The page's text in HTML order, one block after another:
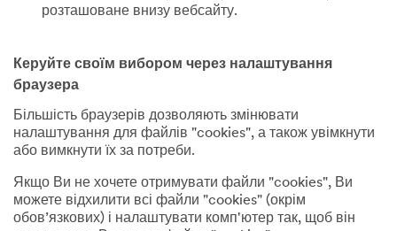
розташоване внизу вебсайту.
Керуйте своїм вибором через налаштування
браузера
Більшість браузерів дозволяють змінювати
налаштування для файлів "cookies", а також увімкнути
або вимкнути їх за потреби.
Якщо Ви не хочете отримувати файли "cookies", Ви
можете відхилити всі файли "cookies" (окрім
обов’язкових) і налаштувати комп'ютер так, щоб він